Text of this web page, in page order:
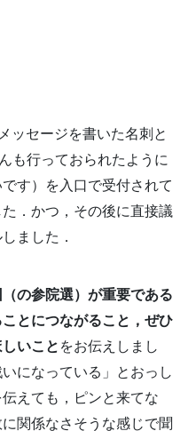
ッセージを書いた名刺と
も行っておられたように
す）を入口で受付されて
．かつ，その後に直接議
ました．
の参院選）が重要である
とにつながること，ぜひ
いこと をお伝えしまし
になっている」とおっし
えても，ピンと来てな
関係なさそうな感じで聞